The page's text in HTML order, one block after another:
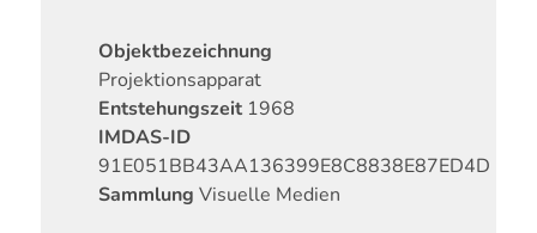
Objektbezeichnung
Projektionsapparat
Entstehungszeit 1968
IMDAS-ID
91E051BB43AA136399E8C8838E87ED4D
Sammlung Visuelle Medien